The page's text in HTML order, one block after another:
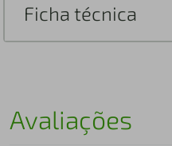
Ficha técnica
Avaliações